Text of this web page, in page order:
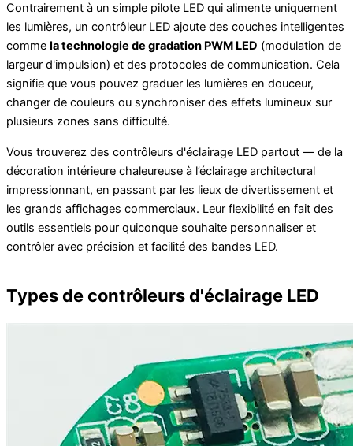
Contrairement à un simple pilote LED qui alimente uniquement
les lumières, un contrôleur LED ajoute des couches intelligentes
comme la technologie de gradation PWM LED (modulation de
largeur d'impulsion) et des protocoles de communication. Cela
signifie que vous pouvez graduer les lumières en douceur,
changer de couleurs ou synchroniser des effets lumineux sur
plusieurs zones sans difficulté.
Vous trouverez des contrôleurs d'éclairage LED partout — de la
décoration intérieure chaleureuse à l’éclairage architectural
impressionnant, en passant par les lieux de divertissement et
les grands affichages commerciaux. Leur flexibilité en fait des
outils essentiels pour quiconque souhaite personnaliser et
contrôler avec précision et facilité des bandes LED.
Types de contrôleurs d'éclairage LED